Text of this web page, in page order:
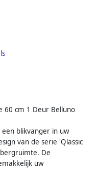
60 cm 1 Deur Belluno
een blikvanger in uw
van de serie 'Qlassic
De
uw